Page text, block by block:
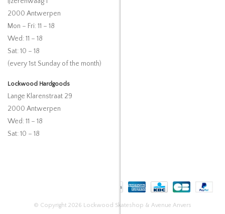
2000 Antwerpen
Mon – Fri: 11 – 18
Wed: 11 – 18
Sat: 10 – 18
(every 1st Sunday of the month)
Lockwood Hardgoods
Lange Klarenstraat 29
2000 Antwerpen
Wed: 11 – 18
Sat: 10 – 18
© Copyright 2026 Lockwood Skateshop & Avenue Anvers